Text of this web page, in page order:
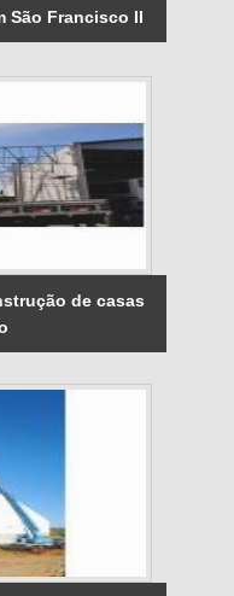
São Francisco II
de casas